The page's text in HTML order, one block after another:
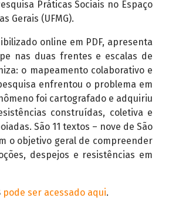
Práticas Sociais no Espaço
Gerais (UFMG).
online em PDF, apresenta
nas duas frentes e escalas de
o mapeamento colaborativo e
enfrentou o problema em
foi cartografado e adquiriu
construídas, coletiva e
São 11 textos – nove de São
o objetivo geral de compreender
despejos e resistências em
pode ser acessado aqui.